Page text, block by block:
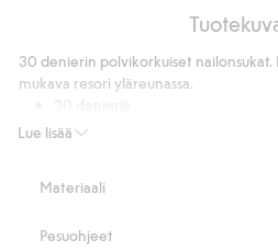
ääneen
Lue lisää
30 denierin polvikorkuiset
mukava resori yläreunassa.
Erittäin leveä resori yläreunassa
90 % kierrätettyä polyamidia.
Kierrätettyä polyamidia sisältävä
Materiaali
Pesuohjeet